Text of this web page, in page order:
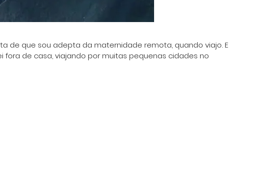
de que sou adepta da maternidade remota, quando viajo. E
fora de casa, viajando por muitas pequenas cidades no